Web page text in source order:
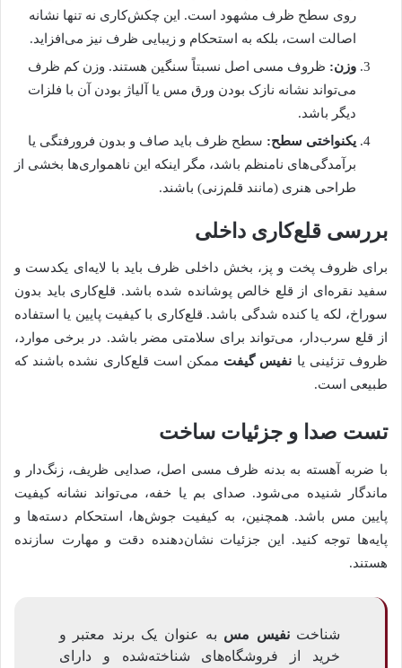
روی سطح ظرف مشهود است. این چکش‌کاری نه تنها نشانه
اصالت است، بلکه به استحکام و زیبایی ظرف نیز می‌افزاید.
وزن: ظروف مسی اصل نسبتاً سنگین هستند. وزن کم ظرف
می‌تواند نشانه نازک بودن ورق مس یا آلیاژ بودن آن با فلزات
دیگر باشد.
یکنواختی سطح: سطح ظرف باید صاف و بدون فرورفتگی یا
برآمدگی‌های نامنظم باشد، مگر اینکه این ناهمواری‌ها بخشی از
طراحی هنری (مانند قلم‌زنی) باشند.
بررسی قلع‌کاری داخلی
برای ظروف پخت و پز، بخش داخلی ظرف باید با لایه‌ای یکدست و
سفید نقره‌ای از قلع خالص پوشانده شده باشد. قلع‌کاری باید بدون
سوراخ، لکه یا کنده شدگی باشد. قلع‌کاری با کیفیت پایین یا استفاده
از قلع سرب‌دار، می‌تواند برای سلامتی مضر باشد. در برخی موارد،
ظروف تزئینی یا نفیس گیفت ممکن است قلع‌کاری نشده باشند که
طبیعی است.
تست صدا و جزئیات ساخت
با ضربه آهسته به بدنه ظرف مسی اصل، صدایی ظریف، زنگ‌دار و
ماندگار شنیده می‌شود. صدای بم یا خفه، می‌تواند نشانه کیفیت
پایین مس باشد. همچنین، به کیفیت جوش‌ها، استحکام دسته‌ها و
پایه‌ها توجه کنید. این جزئیات نشان‌دهنده دقت و مهارت سازنده
هستند.
شناخت نفیس مس به عنوان یک برند معتبر و
خرید از فروشگاه‌های شناخته‌شده و دارای